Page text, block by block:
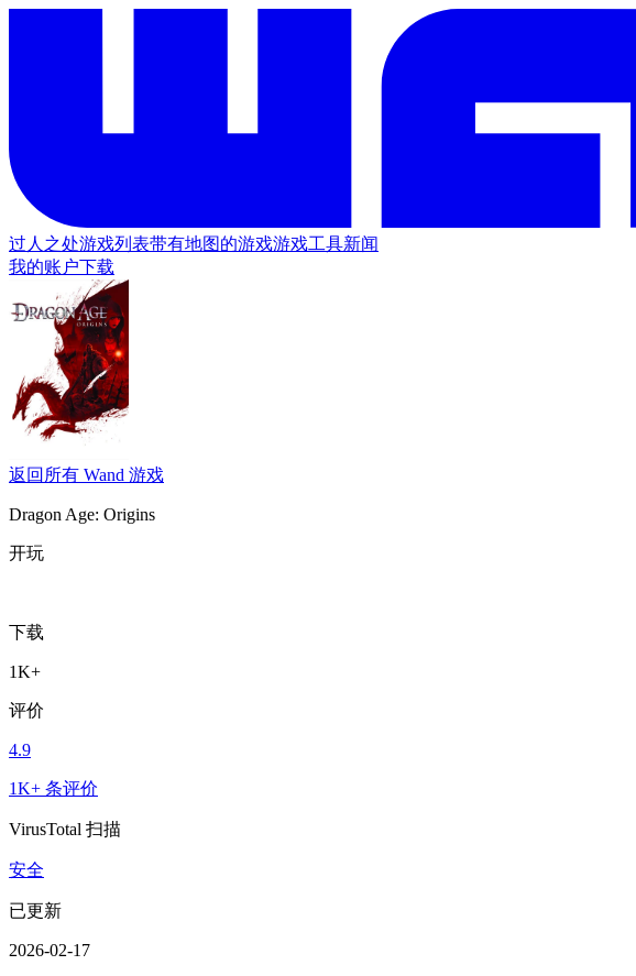
过人之处游戏列表带有地图的游戏游戏工具新闻
我的账户下载
返回所有 Wand 游戏
Dragon Age: Origins
开玩
下载
1K+
评价
4.9
1K+ 条评价
VirusTotal 扫描
安全
已更新
2026-02-17